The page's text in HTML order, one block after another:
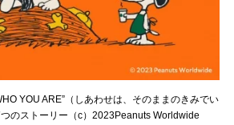
YOU ARE”（しあわせは、そのままのきみでい
のストーリー（c）2023Peanuts Worldwide